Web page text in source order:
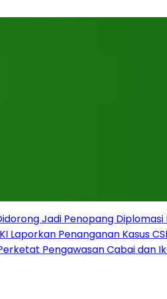
Jadi Penopang Diplomasi
Laporkan Penanganan Kasus
Pengawasan Cabai dan